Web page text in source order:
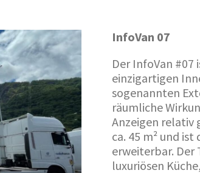
InfoVan 07
Der InfoVan
einzigartigen
sogenannten
räumliche
Anzeigen relativ
ca. 45 m² und
erweiterbar.
luxuriösen